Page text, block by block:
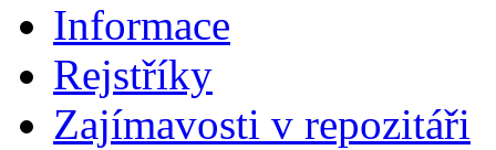
Informace
Rejstříky
Zajímavosti v repozitáři